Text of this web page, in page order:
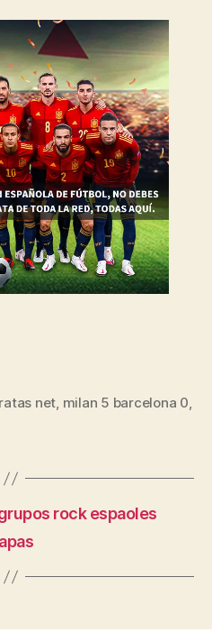
net, milan 5 barcelona 0,
rock espaoles